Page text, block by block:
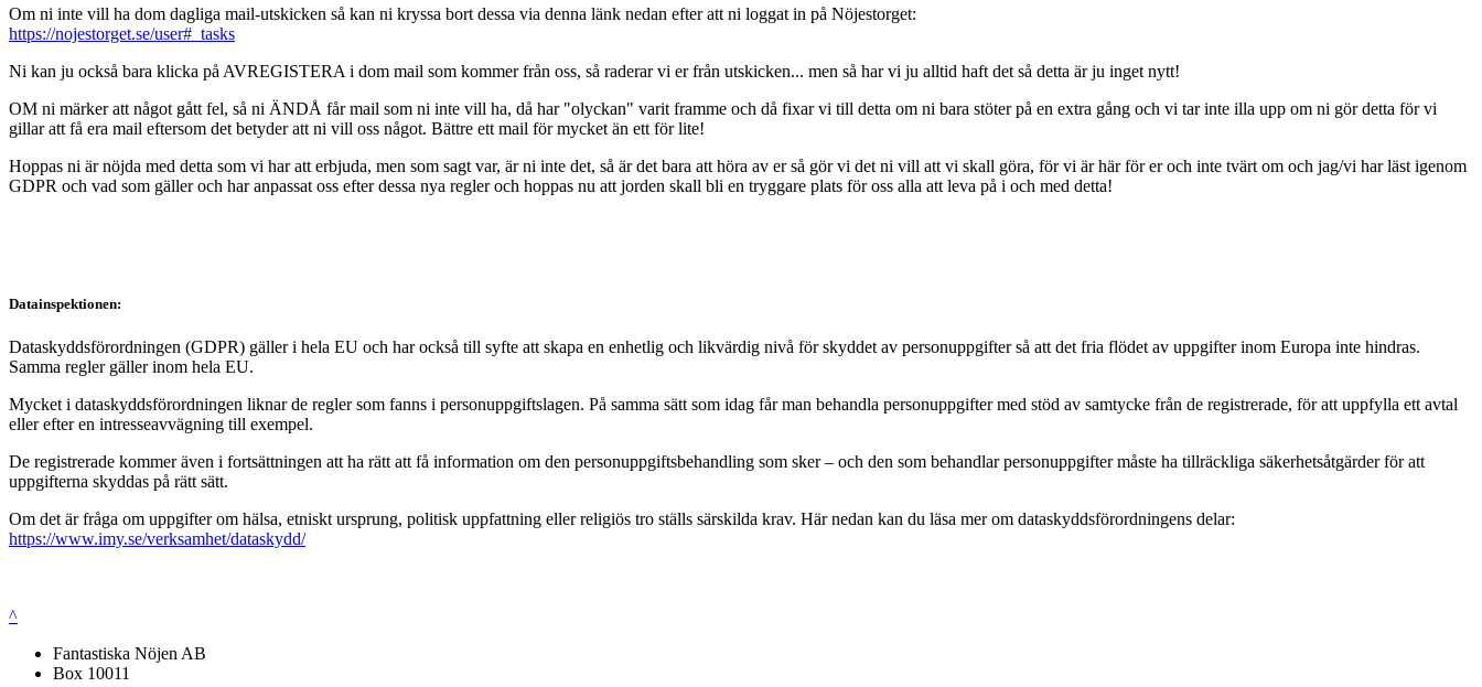
Om ni inte vill ha dom dagliga mail-utskicken så kan ni kryssa bort dessa via denna länk nedan efter att ni loggat in på Nöjestorget:
https://nojestorget.se/user#_tasks
Ni kan ju också bara klicka på AVREGISTERA i dom mail som kommer från oss, så raderar vi er från utskicken... men så har vi ju alltid haft det så detta är ju inget nytt!
OM ni märker att något gått fel, så ni ÄNDÅ får mail som ni inte vill ha, då har "olyckan" varit framme och då fixar vi till detta om ni bara stöter på en extra gång och vi tar inte illa upp om ni gör detta för vi
gillar att få era mail eftersom det betyder att ni vill oss något. Bättre ett mail för mycket än ett för lite!
Hoppas ni är nöjda med detta som vi har att erbjuda, men som sagt var, är ni inte det, så är det bara att höra av er så gör vi det ni vill att vi skall göra, för vi är här för er och inte tvärt om och jag/vi har läst igenom
GDPR och vad som gäller och har anpassat oss efter dessa nya regler och hoppas nu att jorden skall bli en tryggare plats för oss alla att leva på i och med detta!
Datainspektionen:
Dataskyddsförordningen (GDPR) gäller i hela EU och har också till syfte att skapa en enhetlig och likvärdig nivå för skyddet av personuppgifter så att det fria flödet av uppgifter inom Europa inte hindras.
Samma regler gäller inom hela EU.
Mycket i dataskyddsförordningen liknar de regler som fanns i personuppgiftslagen. På samma sätt som idag får man behandla personuppgifter med stöd av samtycke från de registrerade, för att uppfylla ett avtal
eller efter en intresseavvägning till exempel.
De registrerade kommer även i fortsättningen att ha rätt att få information om den personuppgiftsbehandling som sker – och den som behandlar personuppgifter måste ha tillräckliga säkerhetsåtgärder för att
uppgifterna skyddas på rätt sätt.
Om det är fråga om uppgifter om hälsa, etniskt ursprung, politisk uppfattning eller religiös tro ställs särskilda krav. Här nedan kan du läsa mer om dataskyddsförordningens delar:
https://www.imy.se/verksamhet/dataskydd/
^
Fantastiska Nöjen AB
Box 10011